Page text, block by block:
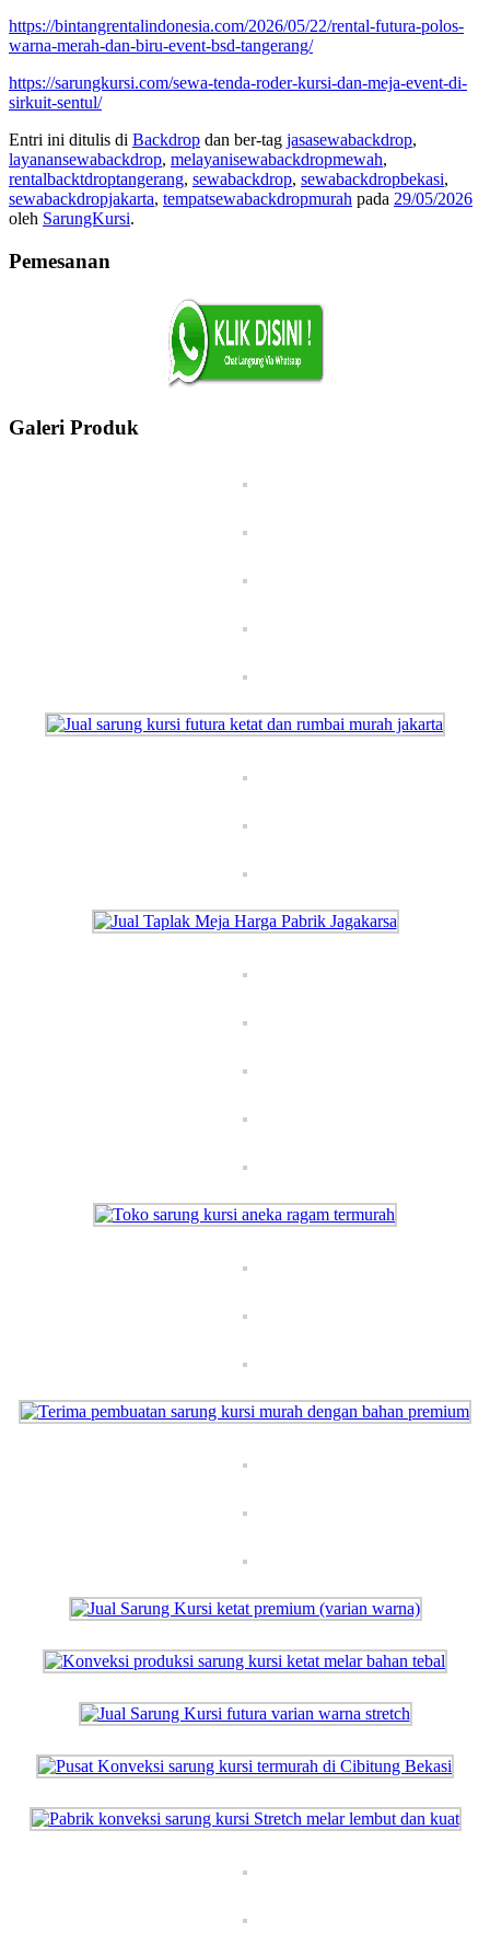
https://bintangrentalindonesia.com/2026/05/22/rental-futura-polos-
warna-merah-dan-biru-event-bsd-tangerang/
https://sarungkursi.com/sewa-tenda-roder-kursi-dan-meja-event-di-
sirkuit-sentul/
Entri ini ditulis di Backdrop dan ber-tag jasasewabackdrop,
layanansewabackdrop, melayanisewabackdropmewah,
rentalbacktdroptangerang, sewabackdrop, sewabackdropbekasi,
sewabackdropjakarta, tempatsewabackdropmurah pada 29/05/2026
oleh SarungKursi.
Pemesanan
Galeri Produk